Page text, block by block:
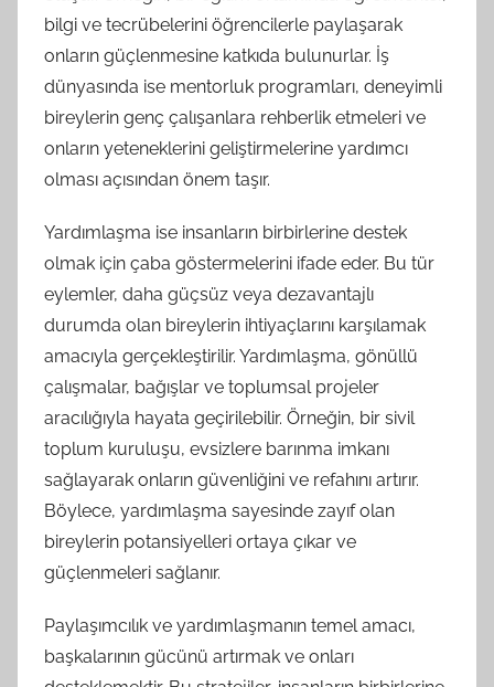
bilgi ve tecrübelerini öğrencilerle paylaşarak
onların güçlenmesine katkıda bulunurlar. İş
dünyasında ise mentorluk programları, deneyimli
bireylerin genç çalışanlara rehberlik etmeleri ve
onların yeteneklerini geliştirmelerine yardımcı
olması açısından önem taşır.
Yardımlaşma ise insanların birbirlerine destek
olmak için çaba göstermelerini ifade eder. Bu tür
eylemler, daha güçsüz veya dezavantajlı
durumda olan bireylerin ihtiyaçlarını karşılamak
amacıyla gerçekleştirilir. Yardımlaşma, gönüllü
çalışmalar, bağışlar ve toplumsal projeler
aracılığıyla hayata geçirilebilir. Örneğin, bir sivil
toplum kuruluşu, evsizlere barınma imkanı
sağlayarak onların güvenliğini ve refahını artırır.
Böylece, yardımlaşma sayesinde zayıf olan
bireylerin potansiyelleri ortaya çıkar ve
güçlenmeleri sağlanır.
Paylaşımcılık ve yardımlaşmanın temel amacı,
başkalarının gücünü artırmak ve onları